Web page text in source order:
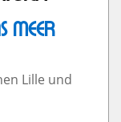
MEER
Lille und